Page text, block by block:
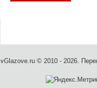
vGlazove.ru © 2010 - 2026.